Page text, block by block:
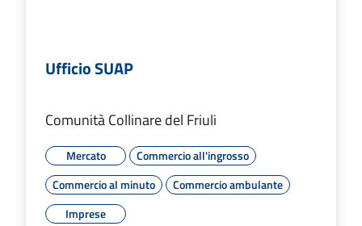
Ufficio SUAP
Comunità Collinare del Friuli
Mercato
Commercio all'ingrosso
Commercio al minuto
Commercio ambulante
Imprese